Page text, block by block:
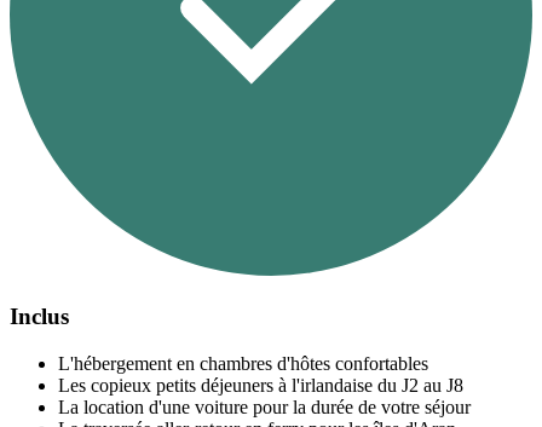
Inclus
L'hébergement en chambres d'hôtes confortables
Les copieux petits déjeuners à l'irlandaise du J2 au J8
La location d'une voiture pour la durée de votre séjour